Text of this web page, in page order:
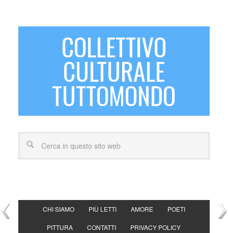
COLLETTIVO
CULTURALE
TUTTOMONDO
CHI SIAMO PIÙ LETTI AMORE POETI
PITTURA CONTATTI PRIVACY POLICY